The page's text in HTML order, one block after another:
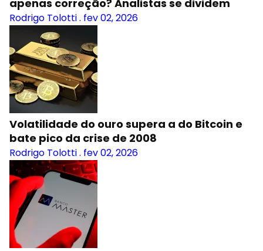
apenas correção? Analistas se dividem
Rodrigo Tolotti. fev 02, 2026
Volatilidade do ouro supera a do Bitcoin e
bate pico da crise de 2008
Rodrigo Tolotti. fev 02, 2026